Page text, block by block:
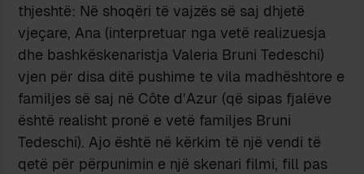
thjeshtë: Në shoqëri të vajzës së saj dhjetë
vjeçare, Ana (interpretuar nga vetë realizuesja
dhe bashkëskenaristja Valeria Bruni Tedeschi)
vjen për disa ditë pushime te vila madhështore e
familjes së saj në Côte d’Azur (që sipas fjalëve
është realisht pronë e vetë familjes Bruni
Tedeschi). Ajo është në kërkim të një vendi të
qetë për përpunimin e një skenari filmi, fill pas